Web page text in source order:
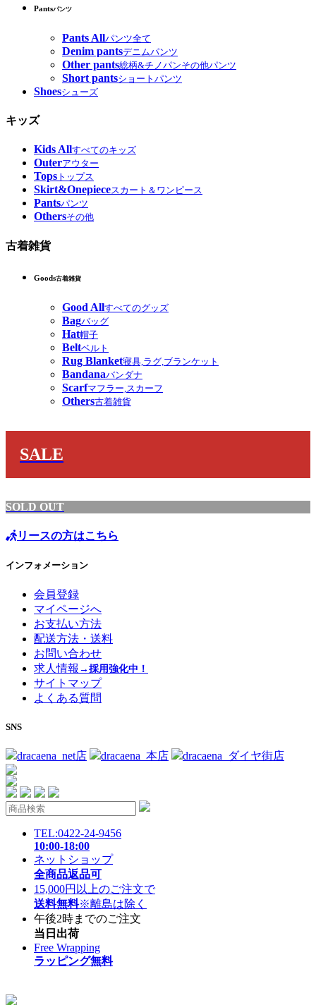
Pantsパンツ
Pants Allパンツ全て
Denim pantsデニムパンツ
Other pants総柄&チノパンその他パンツ
Short pantsショートパンツ
Shoesシューズ
キッズ
Kids Allすべてのキッズ
Outerアウター
Tops トップス
Skirt&Onepieceスカート＆ワンピース
Pantsパンツ
Othersその他
古着雑貨
Goods古着雑貨
Good Allすべてのグッズ
Bagバッグ
Hat帽子
Beltベルト
Rug Blanket寝具,ラグ,ブランケット
Bandanaバンダナ
Scarfマフラー,スカーフ
Others古着雑貨
SALE
SOLD OUT
リースの方はこちら
インフォメーション
会員登録
マイページへ
お支払い方法
配送方法・送料
お問い合わせ
求人情報 →採用強化中！
サイトマップ
よくある質問
SNS
dracaena_net店 dracaena_本店 dracaena_ダイヤ街店
TEL:0422-24-9456
10:00-18:00
ネットショップ
全商品返品可
15,000円以上のご注文で
送料無料※離島は除く
午後2時までのご注文
当日出荷
Free Wrapping
ラッピング無料